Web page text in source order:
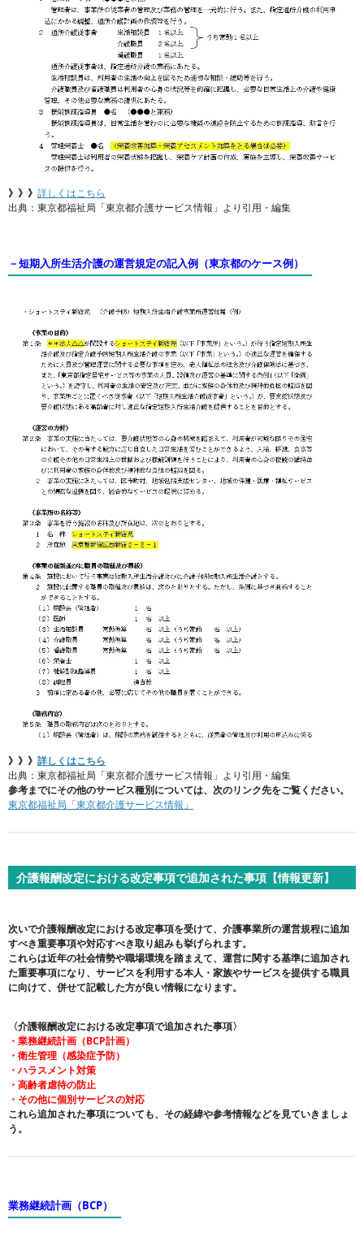
》》》 詳しくはこちら
出典：東京都福祉局「東京都介護サービス情報」より引用・編集
－短期入所生活介護の運営規定の記入例 （東京都のケース例）
》》》 詳しくはこちら
出典：東京都福祉局「東京都介護サービス情報」より引用・編集
参考までにその他のサービス種別については、次のリンク先をご覧ください。
東京都福祉局「東京都介護サービス情報」
介護報酬改定における改定事項で追加された事項 【情報更新】
次いで介護報酬改定における改定事項を受けて、介護事業所の運営規程に追加
すべき重要事項や対応すべき取り組みも挙げられます。
これらは近年の社会情勢や職場環境を踏まえて、運営に関する基準に追加され
た重要事項になり、サービスを利用する本人・家族やサービスを提供する職員
に向けて、併せて記載した方が良い情報になります。
〈介護報酬改定における改定事項で追加された事項〉
・業務継続計画（BCP計画）
・衛生管理（感染症予防）
・ハラスメント対策
・高齢者虐待の防止
・その他に個別サービスの対応
これら追加された事項についても、その経緯や参考情報などを見ていきましょ
う。
業務継続計画（BCP）